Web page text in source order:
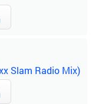
Slam Radio Mix)